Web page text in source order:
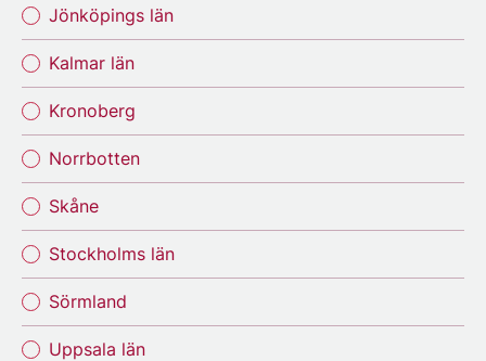
Jönköpings län
Kalmar län
Kronoberg
Norrbotten
Skåne
Stockholms län
Sörmland
Uppsala län